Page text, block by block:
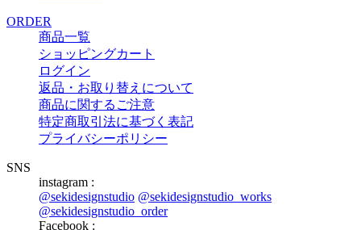
ORDER
商品一覧
ショッピングカート
ログイン
返品・お取り替えについて
商品に関するご注意
特定商取引法に基づく表記
プライバシーポリシー
SNS
instagram :
@sekidesignstudio @sekidesignstudio_works
@sekidesignstudio_order
Facebook :